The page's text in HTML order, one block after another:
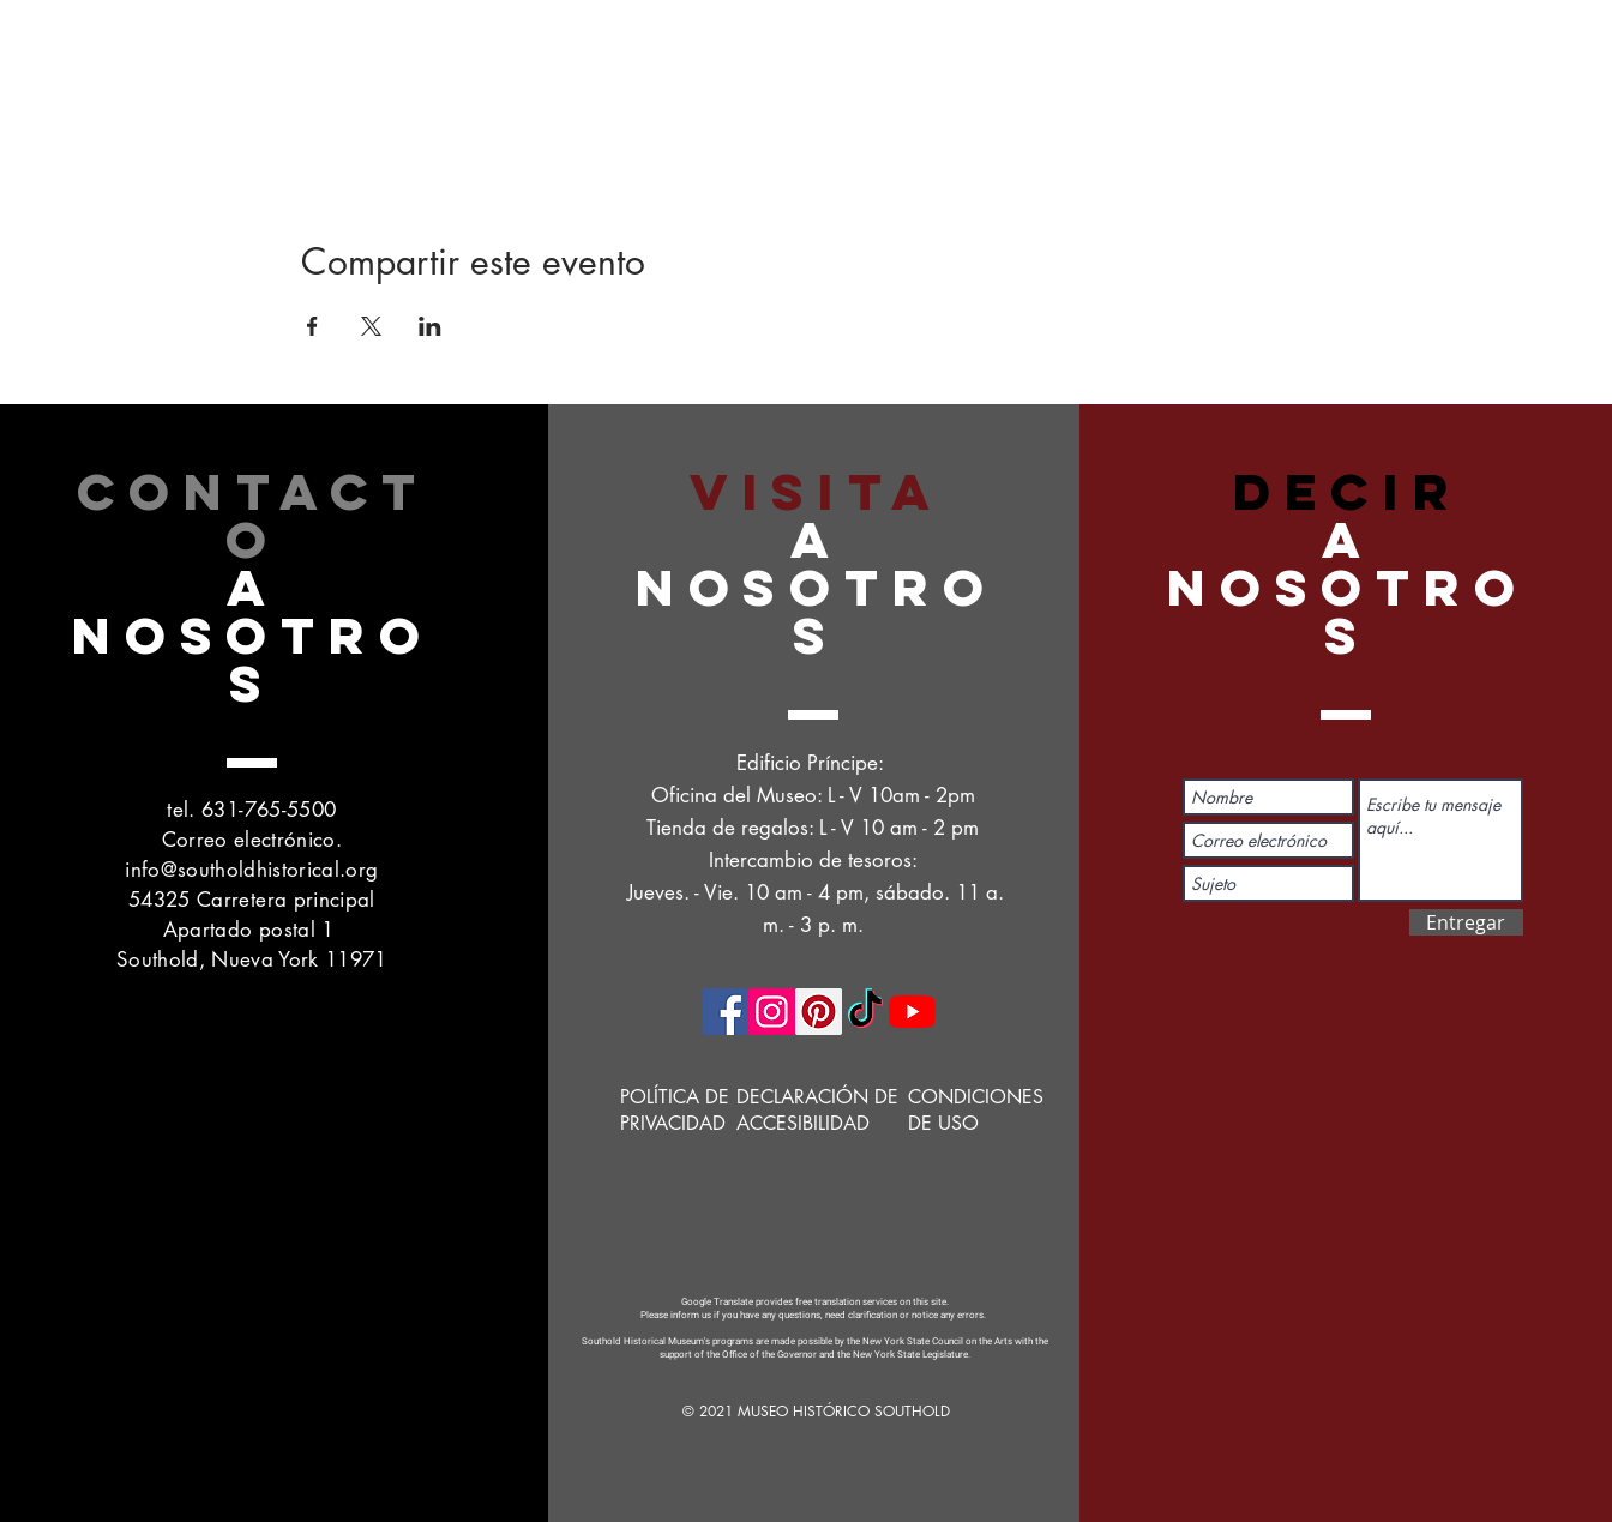
Compartir este evento
CONTACT
O
A
NOSOTRO
S
tel. 631-765-5500
Correo electrónico.
info@southoldhistorical.org
54325 Carretera principal
Apartado postal 1
Southold, Nueva York 11971
VISITA
A
NOSOTRO
S
Edificio Príncipe:
Oficina del Museo: L - V 10am - 2pm
Tienda de regalos: L - V 10 am - 2 pm
Intercambio de tesoros:
Jueves. - Vie. 10 am - 4 pm, sábado. 11 a.
m. - 3 p. m.
POLÍTICA DE
PRIVACIDAD
DECLARACIÓN DE
ACCESIBILIDAD
CONDICIONES
DE USO
Google Translate provides free translation services on this site.
Please inform us if you have any questions, need clarification or notice any errors.
Southold Historical Museum's programs are made possible by the New York State Council on the Arts with the
support of the Office of the Governor and the New York State Legislature.
© 2021 MUSEO HISTÓRICO SOUTHOLD
DECIR
A
NOSOTRO
S
Entregar